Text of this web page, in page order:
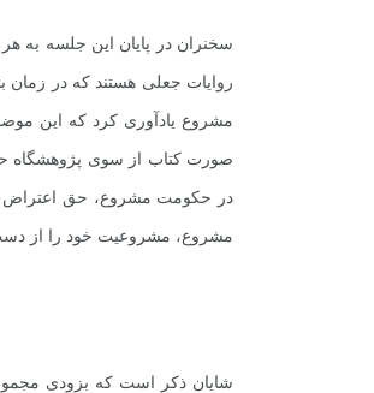
سخنران در پایان این جلسه به
روایات جعلی هستند که در
مشروع یادآوری کرد که این
صورت کتاب از سوی پژوهشگاه
در حکومت مشروع، حق اعتراض و
مشروع، مشروعیت خود را از
شایان ذکر است که بزودی